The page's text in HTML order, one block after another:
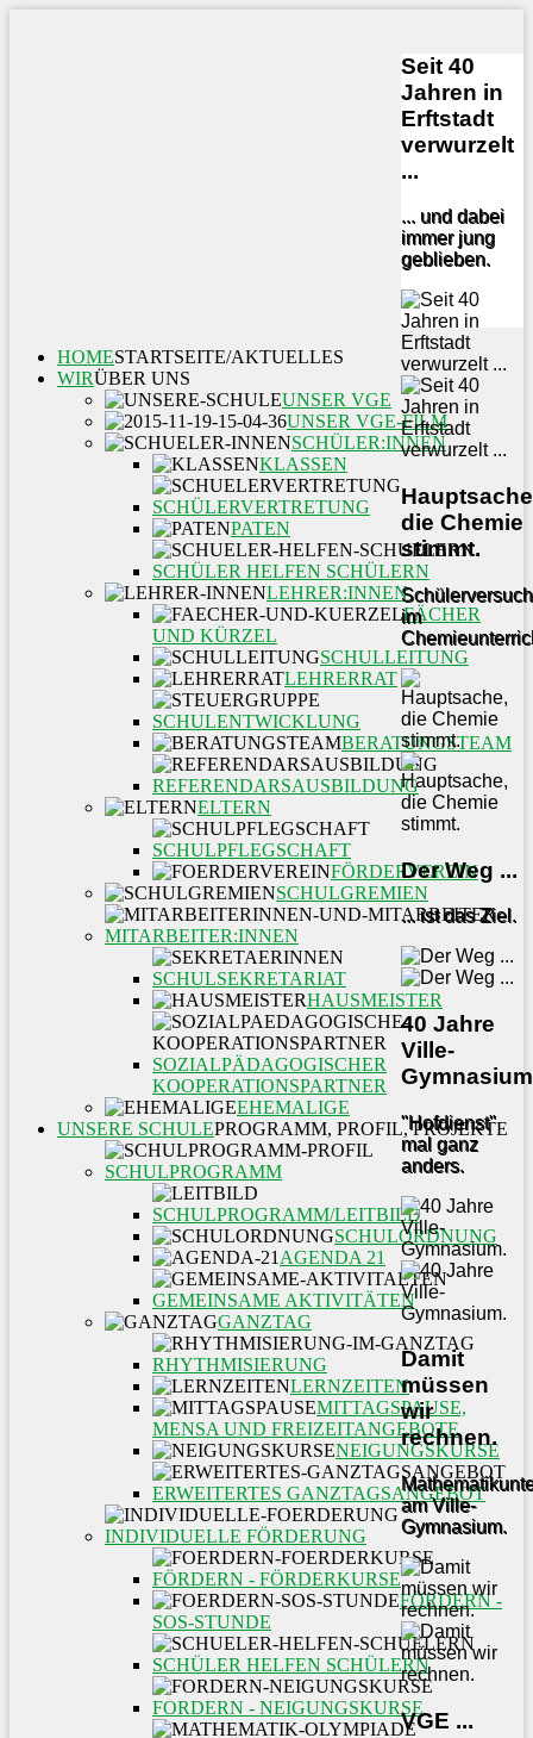
Seit 40
Jahren in
Erftstadt
verwurzelt
...
... und dabei
immer jung
geblieben.
die Chemie
stimmt.
im
Der Weg ...
... ist das Ziel.
40 Jahre
Ville-
"Hofdienst"
mal ganz
anders.
Damit
müssen
wir
rechnen.
am Ville-
Gymnasium.
VGE ...
HOMESTARTSEITE/AKTUELLES
WIRÜBER UNS
UNSER VGE
UNSER VGE-FILM
SCHÜLER:INNEN
KLASSEN
SCHÜLERVERTRETUNG
PATEN
SCHÜLER HELFEN SCHÜLERN
LEHRER:INNEN
FÄCHER
UND KÜRZEL
SCHULLEITUNG
LEHRERRAT
SCHULENTWICKLUNG
BERATUNGSTEAM
REFERENDARSAUSBILDUNG
ELTERN
SCHULPFLEGSCHAFT
FÖRDERVEREIN
SCHULGREMIEN
MITARBEITER:INNEN
SCHULSEKRETARIAT
HAUSMEISTER
SOZIALPÄDAGOGISCHER
KOOPERATIONSPARTNER
EHEMALIGE
UNSERE SCHULEPROGRAMM, PROFIL, PROJEKTE
SCHULPROGRAMM
SCHULPROGRAMM/LEITBILD
SCHULORDNUNG
AGENDA 21
GEMEINSAME AKTIVITÄTEN
GANZTAG
RHYTHMISIERUNG
LERNZEITEN
MITTAGSPAUSE,
MENSA UND FREIZEITANGEBOTE
NEIGUNGSKURSE
ERWEITERTES GANZTAGSANGEBOT
INDIVIDUELLE FÖRDERUNG
FÖRDERN - FÖRDERKURSE
FÖRDERN -
SOS-STUNDE
SCHÜLER HELFEN SCHÜLERN
FORDERN - NEIGUNGSKURSE